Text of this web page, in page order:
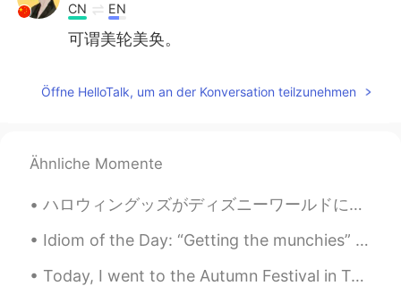
CN EN
可谓美轮美奂。
Öffne HelloTalk, um an der Konversation teilzunehmen
Ähnliche Momente
ハロウィングッズがディズニーワールドに到着!! 🎃🦇👻 Halloween merchandise has arrived to Disney World this morning!! 🦉🍬...
Idiom of the Day: “Getting the munchies” Everyone likes food! When you are “getting the munchi...
Today, I went to the Autumn Festival in Takayama! One the top 3 most beautiful festivals in Japan...